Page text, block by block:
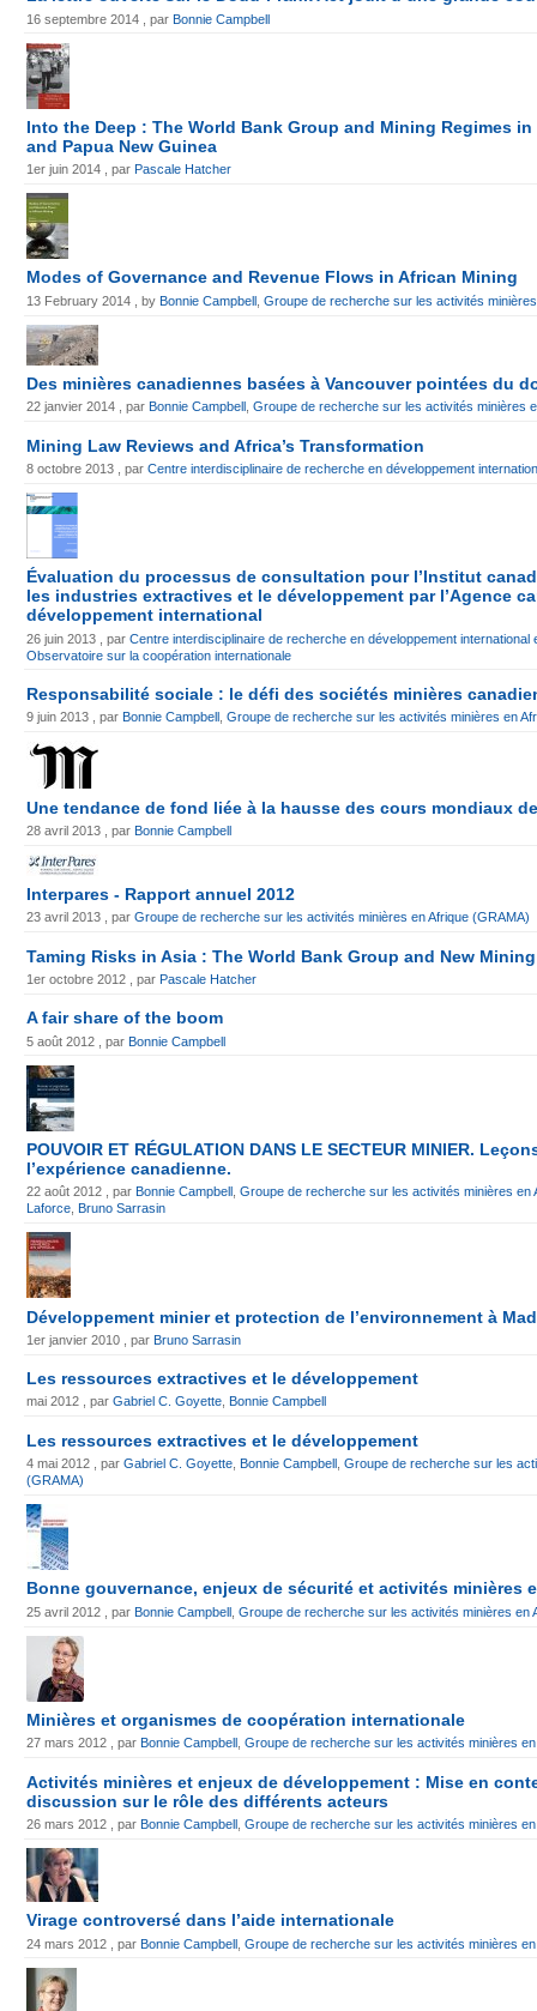
16 septembre 2014 , parBonnie Campbell
Into the Deep : The World Bank Group and Mining Regimes
and Papua New Guinea
1er juin 2014 , parPascale Hatcher
Modes of Governance and Revenue Flows in African Mining
13 February 2014 , byBonnie Campbell ,Groupe de recherche sur les activités
Des minières canadiennes basées à Vancouver pointées du
22 janvier 2014 , par Bonnie Campbell ,Groupe de recherche sur les activités minières
Mining Law Reviews and Africa’s Transformation
8 octobre 2013 , parCentre interdisciplinaire de recherche en développement
Évaluation du processus de consultation pour l’Institut
les industries extractives et le développement par l’Agence
développement international
26 juin 2013 , parCentre interdisciplinaire de recherche en développement international
Observatoire sur la coopération internationale
Responsabilité sociale : le défi des sociétés minières
9 juin 2013 , par Bonnie Campbell ,Groupe de recherche sur les activités minières en
Une tendance de fond liée à la hausse des cours mondiaux
28 avril 2013 , parBonnie Campbell
Interpares - Rapport annuel 2012
23 avril 2013 , parGroupe de recherche sur les activités minières en Afrique (GRAMA)
Taming Risks in Asia : The World Bank Group and New
1er octobre 2012 , parPascale Hatcher
A fair share of the boom
5 août 2012 , parBonnie Campbell
POUVOIR ET RÉGULATION DANS LE SECTEUR MINIER.
l’expérience canadienne.
22 août 2012 , par Bonnie Campbell ,Groupe de recherche sur les activités minières en
Laforce
Bruno Sarrasin
Développement minier et protection de l’environnement à
1er janvier 2010 , parBruno Sarrasin
Les ressources extractives et le développement
mai 2012 , parGabriel C. Goyette, Bonnie Campbell
Les ressources extractives et le développement
4 mai 2012 , parGabriel C. Goyette ,Bonnie Campbell ,Groupe de recherche sur les
(GRAMA)
Bonne gouvernance, enjeux de sécurité et activités minières
25 avril 2012 , parBonnie Campbell ,Groupe de recherche sur les activités minières en
Minières et organismes de coopération internationale
27 mars 2012 , par Bonnie Campbell ,Groupe de recherche sur les activités minières
Activités minières et enjeux de développement : Mise en
discussion sur le rôle des différents acteurs
26 mars 2012 , parBonnie Campbell ,Groupe de recherche sur les activités minières
Virage controversé dans l’aide internationale
24 mars 2012 , parBonnie Campbell ,Groupe de recherche sur les activités minières